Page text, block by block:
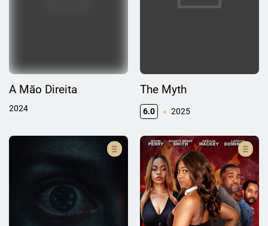
A Mão Direita
2024
The Myth
6.0 2025